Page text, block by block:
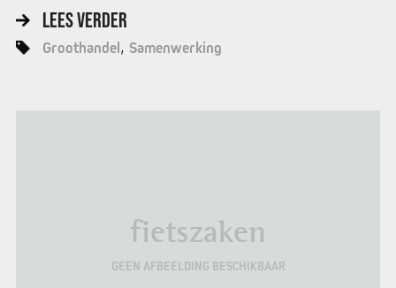
LEES VERDER
Groothandel Samenwerking
fietszaken
GEEN AFBEELDING BESCHIKBAAR